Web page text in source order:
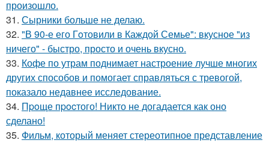
произошло.
31. Сырники больше не делаю.
32. "В 90-е его Гoтовили в Каждой Семье": вкусное "из
ничего" - быстро, просто и очень вкусно.
33. Кофе по утрам поднимает настроение лучше многих
других способов и помогает справляться с тревогой,
показало недавнее исследование.
34. Пpoще пpocтого! Никто не догадается как оно
сделано!
35. Фильм, который меняет стереотипное представление